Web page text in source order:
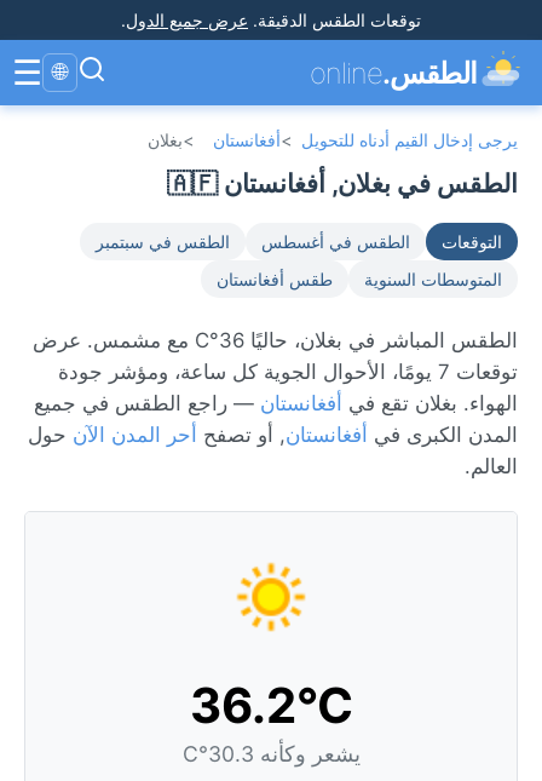
توقعات الطقس الدقيقة. عرض جميع الدول.
الطقس.online
🌐
☰
يرجى إدخال القيم أدناه للتحويل >أفغانستان >بغلان
الطقس في بغلان, أفغانستان 🇦🇫
التوقعات الطقس في أغسطس
الطقس في سبتمبر
المتوسطات السنوية
طقس أفغانستان
الطقس المباشر في بغلان، حاليًا 36°C مع مشمس. عرض
توقعات 7 يومًا، الأحوال الجوية كل ساعة، ومؤشر جودة
الهواء. بغلان تقع في أفغانستان — راجع الطقس في جميع
المدن الكبرى في أفغانستان, أو تصفح أحر المدن الآن حول
العالم.
36.2°C
يشعر وكأنه 30.3°C